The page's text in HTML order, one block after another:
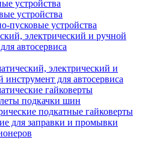
устройства
устройства
пусковые устройства
электрический и ручной
автосервиса
электрический и
инструмент для автосервиса
гайковерты
подкачки шин
подкатные гайковерты
для заправки и промывки